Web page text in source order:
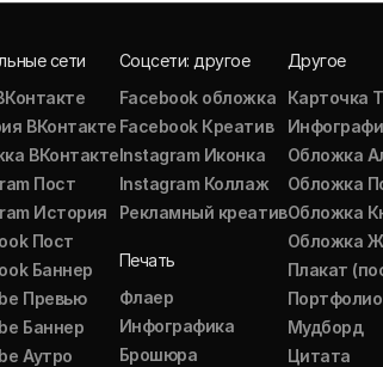
сети
ВКонтакте
ВКонтакте
Пост
История
Пост
Баннер
Превью
Баннер
Аутро
Соцсети: другое
Facebook обложка
Facebook Креатив
Instagram Иконка
Instagram Коллаж
Рекламный креатив
Печать
Флаер
Инфографика
Брошюра
Другое
Карточка
Обложка
Обложка
Обложка
Обложка
Плакат
Портфолио
Мудборд
Цитата